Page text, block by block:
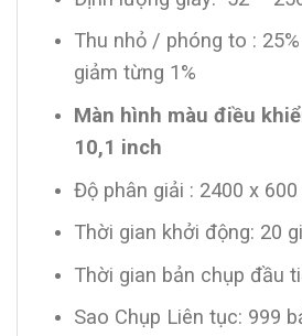
Thu nhỏ / phóng to :
giảm từng 1%
Màn hình màu điều
10,1 inch
Độ phân giải : 2400 x 600
Thời gian khởi động: 20
Thời gian bản chụp đầu
Sao Chụp Liên tục: 999